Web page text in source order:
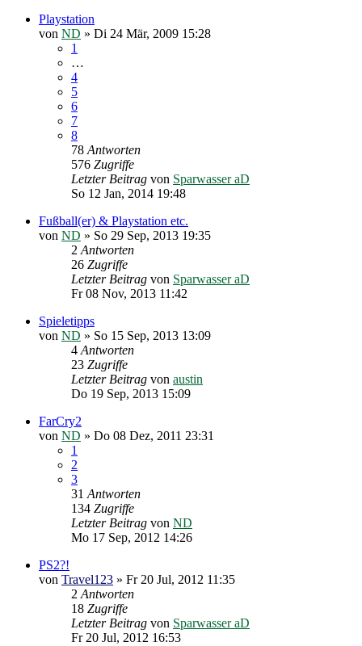
Playstation
von ND » Di 24 Mär, 2009 15:28
1
…
4
5
6
7
8
78Antworten
576 Zugriffe
Letzter Beitrag von Sparwasser aD
So 12 Jan, 2014 19:48
Fußball(er) & Playstation etc.
von ND » So 29 Sep, 2013 19:35
2Antworten
26 Zugriffe
Letzter Beitrag von Sparwasser aD
Fr 08 Nov, 2013 11:42
Spieletipps
von ND » So 15 Sep, 2013 13:09
4Antworten
23 Zugriffe
Letzter Beitrag von austin
Do 19 Sep, 2013 15:09
FarCry2
von ND » Do 08 Dez, 2011 23:31
1
2
3
31Antworten
134 Zugriffe
Letzter Beitrag von ND
Mo 17 Sep, 2012 14:26
PS2?!
von Travel123 » Fr 20 Jul, 2012 11:35
2Antworten
18 Zugriffe
Letzter Beitrag von Sparwasser aD
Fr 20 Jul, 2012 16:53